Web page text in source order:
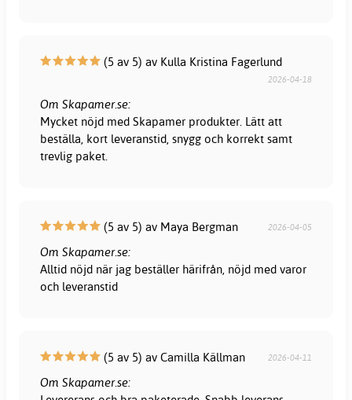
(5 av 5) av Kulla Kristina Fagerlund
2026-04-18
Om Skapamer.se:
Mycket nöjd med Skapamer produkter. Lätt att
beställa, kort leveranstid, snygg och korrekt samt
trevlig paket.
(5 av 5) av Maya Bergman 2026-04-05
Om Skapamer.se:
Alltid nöjd när jag beställer härifrån, nöjd med varor
och leveranstid
(5 av 5) av Camilla Källman 2026-04-11
Om Skapamer.se: